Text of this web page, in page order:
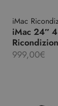
iMac
iMac 24″
999,00€